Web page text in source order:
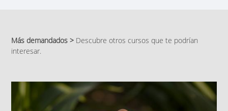
Más demandados > Descubre otros cursos que te podrían
interesar.